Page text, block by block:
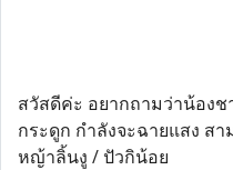
สวัสดีค่ะ อยากถามว่าน้องช
กระดูก กำลังจะฉายแสง ส
หญ้าลิ้นงู / ปัวกิน้อย